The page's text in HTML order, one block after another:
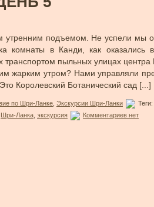
утренним подъемом. Не успели мы
комнаты в Канди, как оказались
транспортом пыльных улицах центра
жарким утром? Нами управляли
Королевский Ботанический сад [...]
по Шри-Ланке Экскурсии Шри-Ланки
Теги:
Шри-Ланка экскурсия Комментариев нет